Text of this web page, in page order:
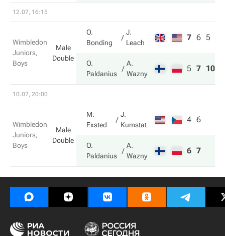
12.07, 16:15
Wimbledon
Juniors,
Boys
Male
Double
O.
Bonding
J.
Leach
7 6 5
O.
Paldanius
A.
Wazny
5 7 10
10.07, 20:00
Wimbledon
Juniors,
Boys
Male
Double
M.
Exsted
J.
Kumstat
4 6
O.
Paldanius
A.
Wazny
6 7